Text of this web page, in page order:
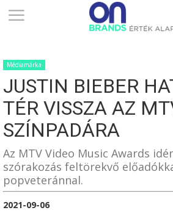
ONBRANDS
–
ÉRTÉK
ALAPON
Médiamárka
JUSTIN BIEBER
TÉR VISSZA AZ
SZÍNPADÁRA
Az MTV Video Music Awards
szórakozás feltörekvő
popveteránnal.
2021-09-06